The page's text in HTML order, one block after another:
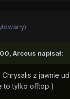
Arceus napisał:
Chrysalis z jawnie
to tylko offtop )